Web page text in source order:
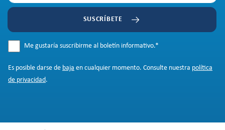
SUSCRÍBETE
Me gustaría suscribirme al boletín informativo.*
Es posible darse de baja en cualquier momento. Consulte nuestra política
de privacidad.